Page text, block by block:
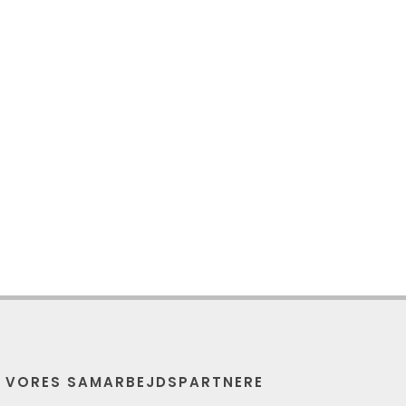
VORES SAMARBEJDSPARTNERE